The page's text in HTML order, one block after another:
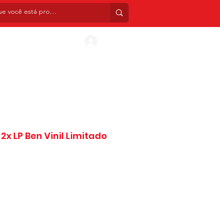
LP Ben Vinil Limitado